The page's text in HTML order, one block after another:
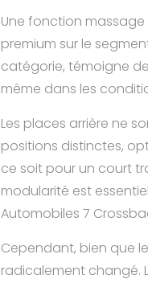
Une fonction
premium sur le
catégorie, témoigne
même dans les
Les places arrière ne
positions distinctes,
ce soit pour un court
modularité est
Automobiles 7
Cependant, bien que
radicalement changé.